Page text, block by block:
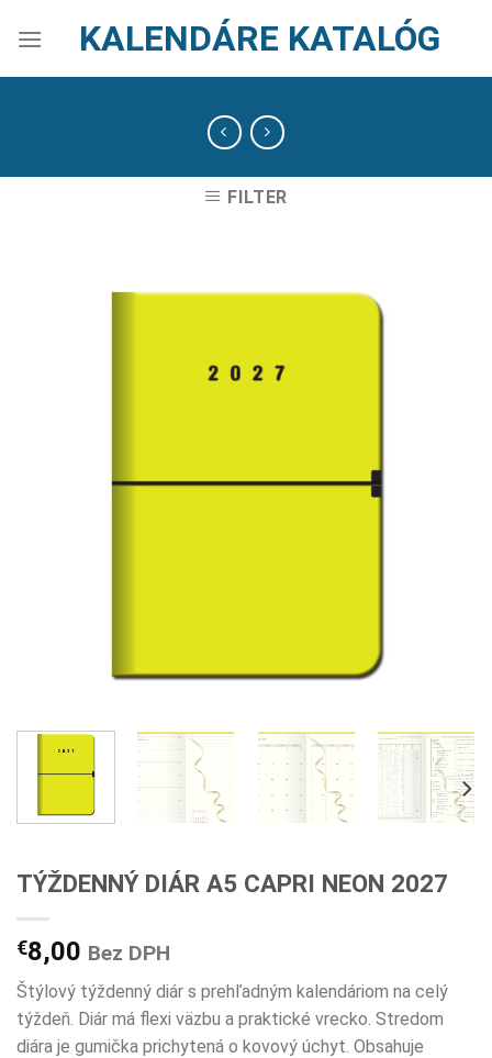
KALENDÁRE KATALÓG
FILTER
TÝŽDENNÝ DIÁR A5 CAPRI NEON 2027
€8,00 Bez DPH
Štýlový týždenný diár s prehľadným kalendáriom na celý
týždeň. Diár má flexi väzbu a praktické vrecko. Stredom
diára je gumička prichytená o kovový úchyt. Obsahuje